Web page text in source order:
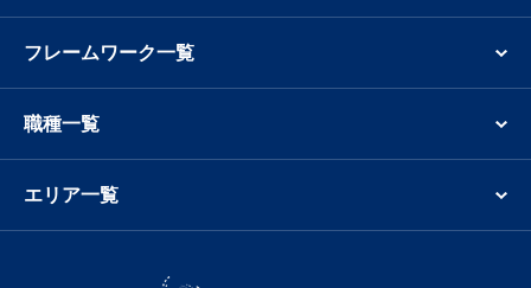
フリーランス向けBootstrap案件の単価相場は、2026年2月
案件単価は、2026年3月と比較して同水準を記録し直近の
3ヶ月間は同水準です。（※テックタレント調べ/2026年8
月時点）テックタレントフリーランスでは、Bootstrapの
案件募集状況や市況感なども随時、情報提供を行っていま
す。その他の業務委託案件も含めて、まずは
フレームワーク一覧
職種一覧
エリア一覧